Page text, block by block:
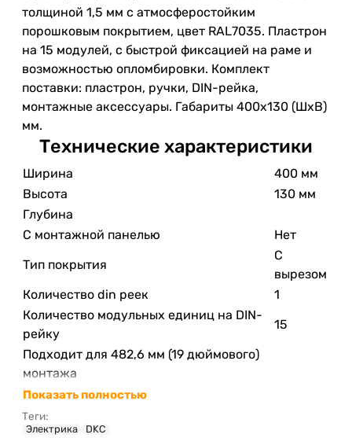
толщиной 1,5 мм с атмосферостойким
порошковым покрытием, цвет RAL7035. Пластрон
на 15 модулей, с быстрой фиксацией на раме и
возможностью опломбировки. Комплект
поставки: пластрон, ручки, DIN-рейка,
монтажные аксессуары. Габариты 400x130 (ШхВ)
мм.
Технические характеристики
Ширина
400 мм
Высота
130 мм
Глубина
С монтажной панелью
Нет
Тип покрытия
С
вырезом
Количество din реек
1
Количество модульных единиц на DIN-
рейку
15
Подходит для 482,6 мм (19 дюймового)
монтажа
Показать полностью
Теги:
Электрика DKC